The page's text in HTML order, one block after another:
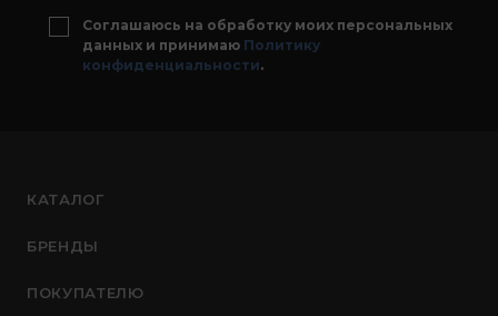
Соглашаюсь на обработку моих персональных
данных и принимаю Политику
конфиденциальности.
КАТАЛОГ
БРЕНДЫ
ПОКУПАТЕЛЮ